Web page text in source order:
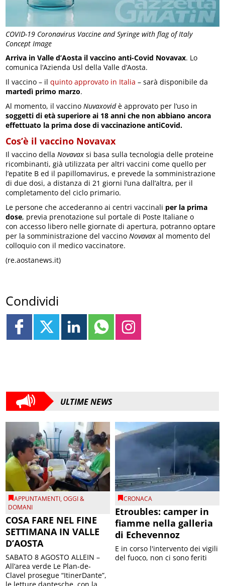
COVID-19 Coronavirus Vaccine and Syringe with flag of Italy
Concept Image
Arriva in Valle d’Aosta il vaccino anti-Covid Novavax. Lo
comunica l’Azienda Usl della Valle d’Aosta.
Il vaccino – ilquinto approvato in Italia – sarà disponibile da
martedì primo marzo.
Al momento, il vaccinoNuvaxovidè approvato per l’uso in
soggetti di età superiore ai 18 anni che non abbiano ancora
effettuato la prima dose di vaccinazione antiCovid.
Cos’è il vaccino Novavax
Il vaccino dellaNovavaxsi basa sulla tecnologia delle proteine
ricombinanti, già utilizzata per altri vaccini come quello per
l’epatite B ed il papillomavirus, e prevede la somministrazione
di due dosi, a distanza di 21 giorni l’una dall’altra, per il
completamento del ciclo primario.
Le persone che accederanno ai centri vaccinali per la prima
dose, previa prenotazione sul portale di Poste Italiane o
con accesso libero nelle giornate di apertura, potranno optare
per la somministrazione del vaccinoNovavax al momento del
colloquio con il medico vaccinatore.
(re.aostanews.it)
Condividi
ULTIME NEWS
APPUNTAMENTI,OGGI &
DOMANI
COSA FARE NEL FINE
SETTIMANA IN VALLE
D’AOSTA
SABATO 8 AGOSTO ALLEIN –
All’area verde Le Plan-de-
Clavel prosegue “ItinerDante”,
CRONACA
Etroubles: camper in
fiamme nella galleria
di Echevennoz
E in corso l'intervento dei vigili
del fuoco, non ci sono feriti